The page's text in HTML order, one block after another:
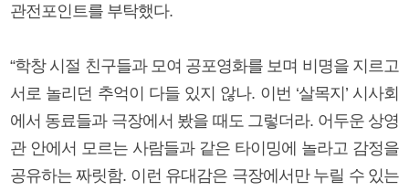
관전포인트를 부탁했다.
“학창 시절 친구들과 모여 공포영화를 보며 비명을 지르고
서로 놀리던 추억이 다들 있지 않나. 이번 ‘살목지’ 시사회
에서 동료들과 극장에서 봤을 때도 그렇더라. 어두운 상영
관 안에서 모르는 사람들과 같은 타이밍에 놀라고 감정을
공유하는 짜릿함. 이런 유대감은 극장에서만 누릴 수 있는